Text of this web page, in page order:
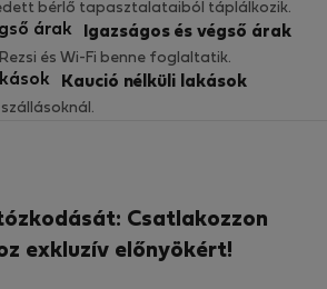
bérlő tapasztalataiból táplálkozik.
Igazságos és végső árak
és Wi-Fi benne foglaltatik.
Kaució nélküli lakások
Csatlakozzon
exkluzív előnyökért!